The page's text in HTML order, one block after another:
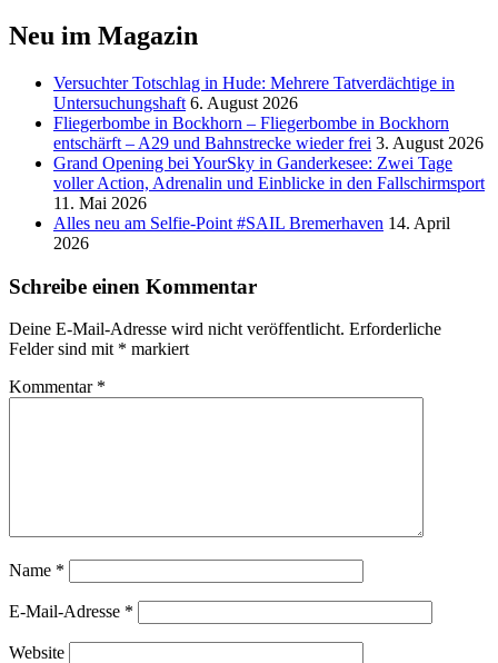
Neu im Magazin
Versucht­er Totschlag in Hude: Mehrere Tatverdächtige in
Untersuchungshaft 6. August 2026
Fliegerbombe in Bockhorn – Fliegerbombe in Bockhorn
entschärft – A29 und Bahnstrecke wieder frei 3. August 2026
Grand Opening bei YourSky in Ganderkesee: Zwei Tage
voller Action, Adrenalin und Einblicke in den Fallschirmsport
11. Mai 2026
Alles neu am Selfie-Point #SAIL Bremerhaven 14. April
2026
Schreibe einen Kommentar
Deine E-Mail-Adresse wird nicht veröffentlicht. Erforderliche
Felder sind mit * markiert
Kommentar *
Name *
E-Mail-Adresse *
Website